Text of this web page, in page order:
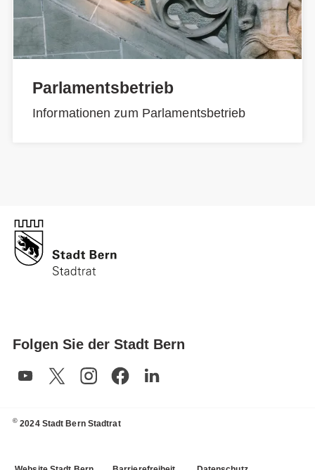
Parlamentsbetrieb
Informationen zum Parlamentsbetrieb
Folgen Sie der Stadt Bern
© 2024 Stadt Bern Stadtrat